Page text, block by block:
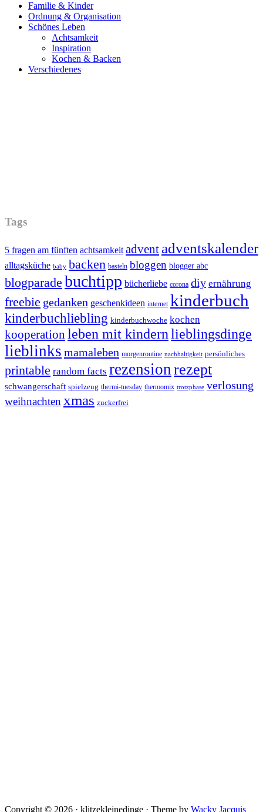
Familie & Kinder
Ordnung & Organisation
Schönes Leben
Achtsamkeit
Inspiration
Kochen & Backen
Verschiedenes
Tags
5 fragen am fünften achtsamkeit advent adventskalender
alltagsküche baby backen basteln bloggen blogger abc
blogparade buchtipp bücherliebe corona diy ernährung
freebie gedanken geschenkideen internet kinderbuch
kinderbuchliebling kinderbuchwoche kochen
kooperation leben mit kindernlieblingsdinge
lieblinks mamaleben morgenroutine nachhaltigkeit persönliches
printable random facts rezension rezept
schwangerschaft spielzeug thermi-tuesday thermomix trotzphase verlosung
weihnachten xmas zuckerfrei
Copyright © 2026 · klitzekleinedinge · Theme by Wacky Jacquis